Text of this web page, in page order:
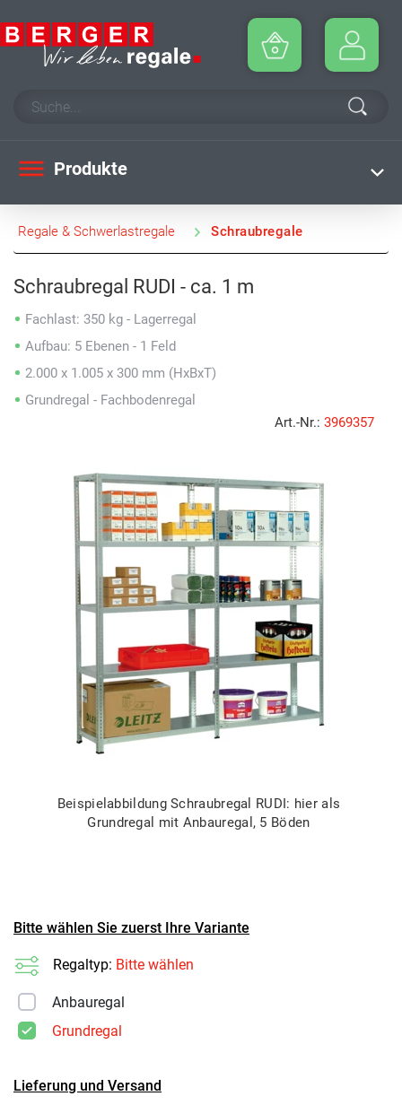
Produkte
Regale & Schwerlastregale Schraubregale
Schraubregal RUDI - ca. 1 m
Fachlast: 350 kg - Lagerregal
Aufbau: 5 Ebenen - 1 Feld
2.000 x 1.005 x 300 mm (HxBxT)
Grundregal - Fachbodenregal
Art.-Nr.: 3969357
Beispielabbildung Schraubregal RUDI: hier als
Grundregal mit Anbauregal, 5 Böden
Bitte wählen Sie zuerst Ihre Variante
Regaltyp: Bitte wählen
Anbauregal
Grundregal
Lieferung und Versand